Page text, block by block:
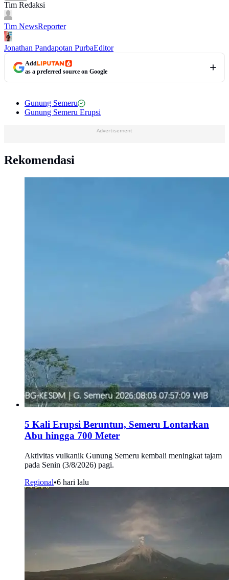
Tim Redaksi
Tim NewsReporter
Jonathan Pandapotan PurbaEditor
Add
as a preferred source on Google
Gunung Semeru
Gunung Semeru Erupsi
Advertisement
Rekomendasi
5 Kali Erupsi Beruntun, Semeru Lontarkan
Abu hingga 700 Meter
Aktivitas vulkanik Gunung Semeru kembali meningkat tajam
pada Senin (3/8/2026) pagi.
Regional•6 hari lalu